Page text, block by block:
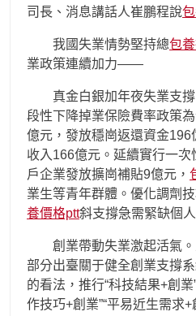
司長、消息講話人崔鵬程說
我國失業情勢堅持總包
業政策連續加力——
真金白銀加年夜失業支
段性下降掉業保險費率政策
億元，發放穩崗返還資金
收入166億元。延續實行一
戶企業發放擴崗補貼9億元，
業生等青年群體。優化調劑
養價格ptt斜支撐急需緊缺個
創業帶動失業激起活氣
部分出臺關于健全創業支撐
的看法，推行“科技結果+創業
作技巧+創業”“平易近生需求